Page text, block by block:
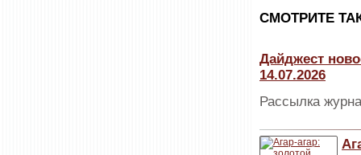
CМОТРИТЕ
Дайджест
14.07.2026
Рассылка